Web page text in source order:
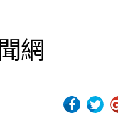
網